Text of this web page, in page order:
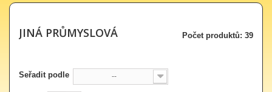
JINÁ PRŮMYSLOVÁ Počet produktů: 39
Seřadit podle --